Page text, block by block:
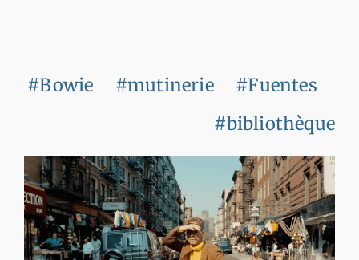
#Bowie #mutinerie
#Fuentes
#bibliothèque